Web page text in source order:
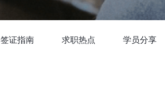
签证指南 求职热点 学员分享